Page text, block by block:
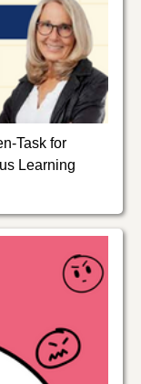
Task for
Learning